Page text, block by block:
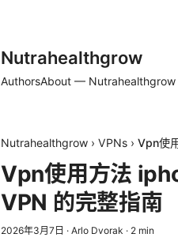
Nutrahealthgrow
AuthorsAbout — Nutrahealthgrow
Nutrahealthgrow › VPNs › Vpn使
Vpn使用方法
VPN 的完整指南
2026年3月7日 · Arlo Dvorak · 2 min